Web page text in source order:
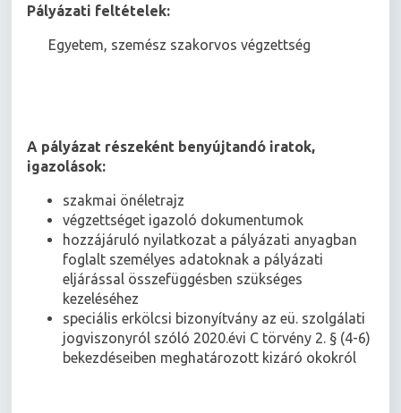
Pályázati feltételek:
 Egyetem, szemész szakorvos végzettség
A pályázat részeként benyújtandó iratok,
igazolások:
szakmai önéletrajz
végzettséget igazoló dokumentumok
hozzájáruló nyilatkozat a pályázati anyagban
foglalt személyes adatoknak a pályázati
eljárással összefüggésben szükséges
kezeléséhez
speciális erkölcsi bizonyítvány az eü. szolgálati
jogviszonyról szóló 2020.évi C törvény 2. § (4-6)
bekezdéseiben meghatározott kizáró okokról